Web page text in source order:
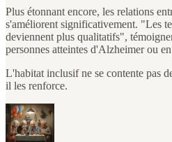
Plus étonnant encore, les relations
s'améliorent significativement. "Les
deviennent plus qualitatifs",
personnes atteintes d'Alzheimer ou
L'habitat inclusif ne se contente pas
il les renforce.